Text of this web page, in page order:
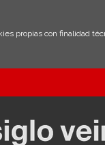
propias con finalidad